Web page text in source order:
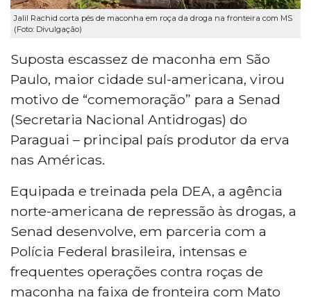
Jalil Rachid corta pés de maconha em roça da droga na fronteira com MS
(Foto: Divulgação)
Suposta escassez de maconha em São
Paulo, maior cidade sul-americana, virou
motivo de “comemoração” para a Senad
(Secretaria Nacional Antidrogas) do
Paraguai – principal país produtor da erva
nas Américas.
Equipada e treinada pela DEA, a agência
norte-americana de repressão às drogas, a
Senad desenvolve, em parceria com a
Polícia Federal brasileira, intensas e
frequentes operações contra roças de
maconha na faixa de fronteira com Mato